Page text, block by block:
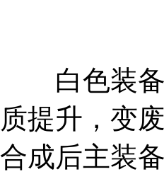
白色装备
质提升，变
合成后主装